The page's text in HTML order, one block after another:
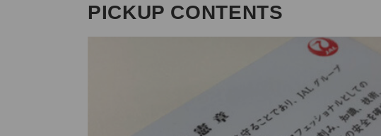
PICKUP CONTENTS